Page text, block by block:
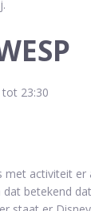
tot 23:30
met activiteit er
dat betekend